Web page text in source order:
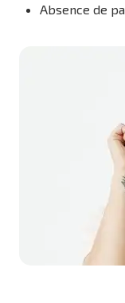
Absence de